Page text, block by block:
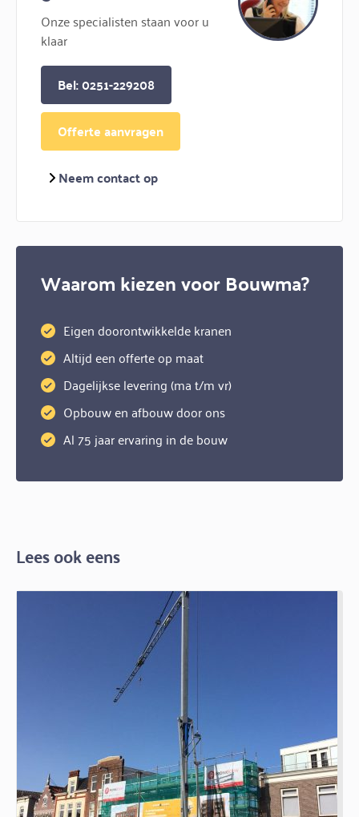
Onze specialisten staan voor u
klaar
Bel: 0251-229208
Offerte aanvragen
Neem contact op
Waarom kiezen voor Bouwma?
Eigen doorontwikkelde kranen
Altijd een offerte op maat
Dagelijkse levering (ma t/m vr)
Opbouw en afbouw door ons
Al 75 jaar ervaring in de bouw
Lees ook eens